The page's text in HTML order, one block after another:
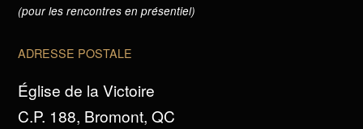
(pour les rencontres en présentiel)
ADRESSE POSTALE
Église de la Victoire
C.P. 188, Bromont, QC